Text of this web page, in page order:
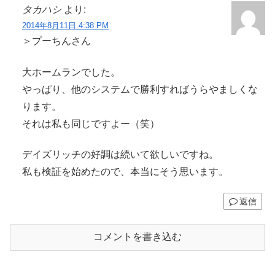
タカハシ より:
2014年8月11日 4:38 PM
＞プーちんさん
大ホームランでした。
やっぱり、他のシステムで勝利すればうらやましくな
ります。
それは私も同じですよー（笑）
デイズリッチの好調は続いて欲しいですね。
私も検証を始めたので、本当にそう思います。
返信
コメントを書き込む